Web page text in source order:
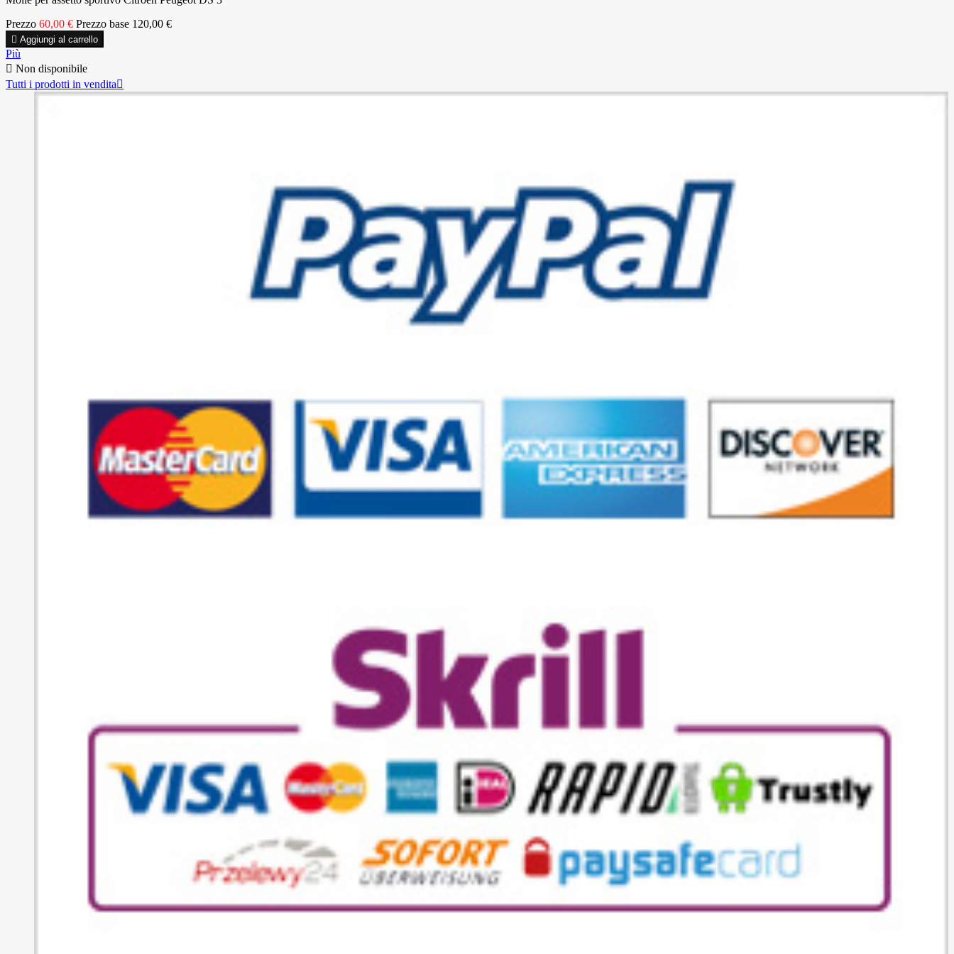
Prezzo 60,00 € Prezzo base 120,00 €
 Aggiungi al carrello
Più
 Non disponibile
Tutti i prodotti in vendita